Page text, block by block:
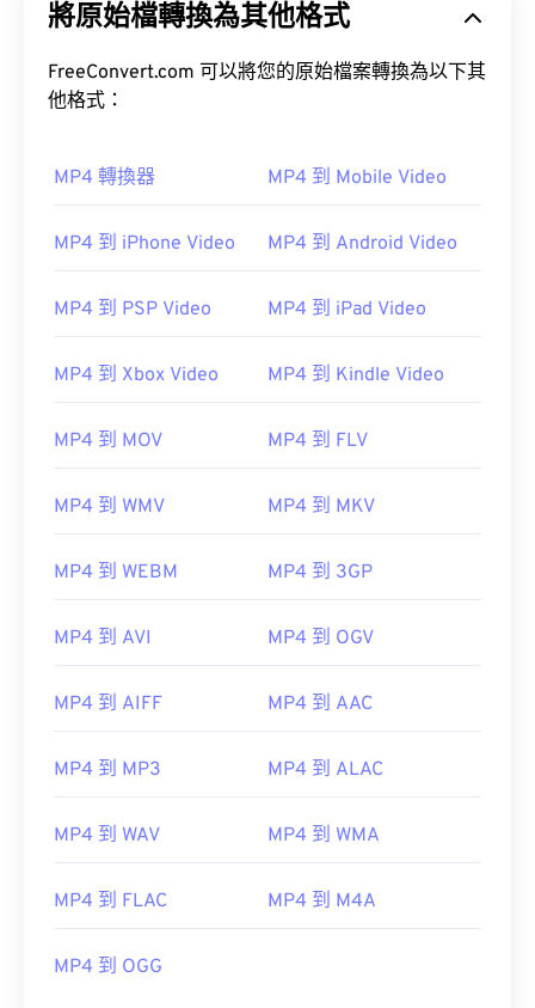
將原始檔轉換為其他格式
FreeConvert.com 可以將您的原始檔案轉換為以下其
他格式：
MP4 轉換器 MP4 到 Mobile Video
MP4 到 iPhone Video MP4 到 Android Video
MP4 到 PSP Video MP4 到 iPad Video
MP4 到 Xbox Video MP4 到 Kindle Video
MP4 到 MOV MP4 到 FLV
MP4 到 WMV MP4 到 MKV
MP4 到 WEBM MP4 到 3GP
MP4 到 AVI MP4 到 OGV
MP4 到 AIFF MP4 到 AAC
MP4 到 MP3 MP4 到 ALAC
MP4 到 WAV MP4 到 WMA
MP4 到 FLAC MP4 到 M4A
MP4 到 OGG